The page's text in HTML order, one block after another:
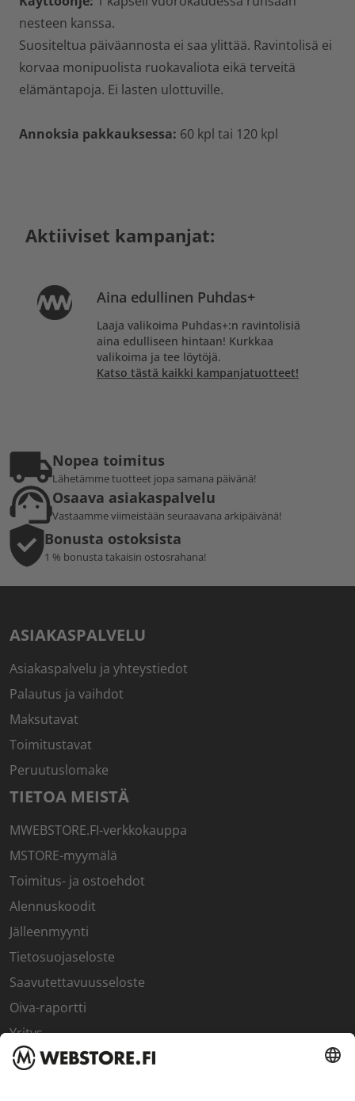
nesteen kanssa.
Suositeltua päiväannosta ei saa ylittää. Ravintolisä ei
korvaa monipuolista ruokavaliota eikä terveitä
elämäntapoja. Ei lasten ulottuville.
Annoksia pakkauksessa: 60 kpl tai 120 kpl
Aktiiviset kampanjat:
Aina edullinen Puhdas+
Laaja valikoima Puhdas+:n ravintolisiä
aina edulliseen hintaan! Kurkkaa
valikoima ja tee löytöjä.
Katso tästä kaikki kampanjatuotteet!
Nopea toimitus
Lähetämme tuotteet jopa samana päivänä!
Osaava asiakaspalvelu
Vastaamme viimeistään seuraavana arkipäivänä!
Bonusta ostoksista
1 % bonusta takaisin ostosrahana!
ASIAKASPALVELU
Asiakaspalvelu ja yhteystiedot
Palautus ja vaihdot
Maksutavat
Toimitustavat
Peruutuslomake
TIETOA MEISTÄ
MWEBSTORE.FI-verkkokauppa
MSTORE-myymälä
Toimitus- ja ostoehdot
Alennuskoodit
Jälleenmyynti
Tietosuojaseloste
Saavutettavuusseloste
Oiva-raportti
Yritys
SISÄPIIRI